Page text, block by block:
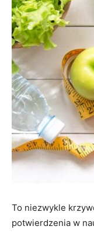
To niezwykle
potwierdzenia w